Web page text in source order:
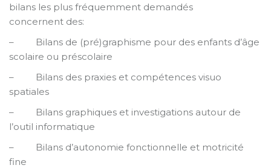
bilans les plus fréquemment demandés
concernent des:
– Bilans de (pré)graphisme pour des enfants d’âge
scolaire ou préscolaire
– Bilans des praxies et compétences visuo
spatiales
– Bilans graphiques et investigations autour de
l’outil informatique
– Bilans d’autonomie fonctionnelle et motricité
fine